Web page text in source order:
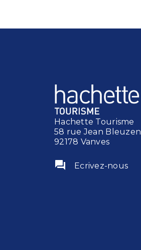
Hachette Tourisme
58 rue Jean Bleuzen
92178 Vanves
question_answer Ecrivez-nous